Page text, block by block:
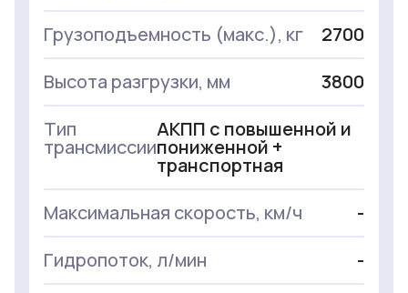
Грузоподъемность (макс.), кг
2700
Высота разгрузки, мм
3800
Тип
трансмиссии
АКПП с повышенной и
пониженной +
транспортная
Максимальная скорость, км/ч
-
Гидропоток, л/мин
-